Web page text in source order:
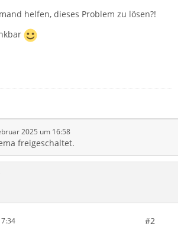
helfen, dieses Problem zu lösen?!
2025 um 16:58
freigeschaltet.
#2